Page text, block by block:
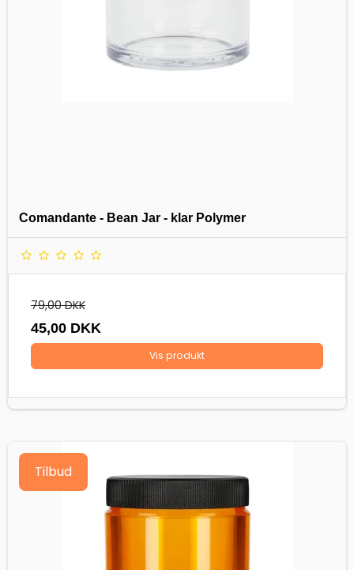
Comandante - Bean Jar - klar Polymer
79,00 DKK
45,00 DKK
Vis produkt
Tilbud